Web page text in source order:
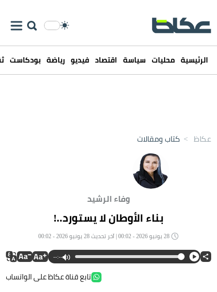
الرئيسية محليات سياسة اقتصاد فيديو رياضة بودكاست
عكاظ > كتاب ومقالات
وفاء الرشيد
بناء الأوطان لا يستورد..!
--:--
تابع قناة عكاظ على الواتساب